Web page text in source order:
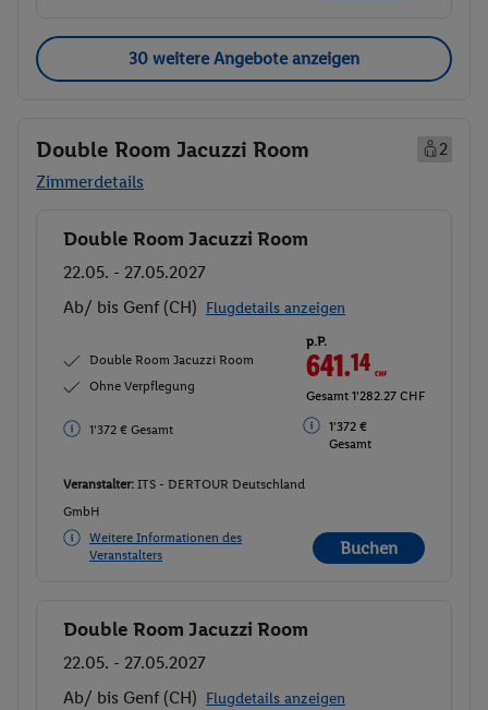
30 weitere Angebote anzeigen
Double Room Jacuzzi Room
2
Zimmerdetails
Buchen
Double Room Jacuzzi Room
22.05. - 27.05.2027
Ab/ bis Genf (CH) Flugdetails anzeigen
Double Room Jacuzzi Room
Ohne Verpflegung
1'372 € Gesamt
p.P.
641.14CHF
Gesamt 1'282.27 CHF
1'372 €
Gesamt
Veranstalter: ITS - DERTOUR Deutschland
GmbH
Weitere Informationen des
Veranstalters
Buchen
Buchen
Double Room Jacuzzi Room
22.05. - 27.05.2027
Ab/ bis Genf (CH) Flugdetails anzeigen